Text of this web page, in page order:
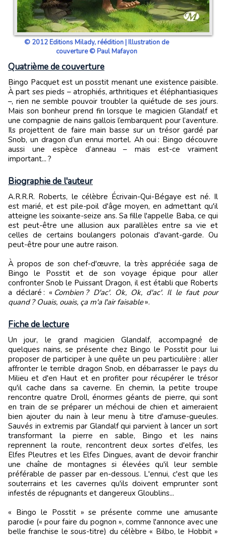
© 2012 Editions Milady, réédition | Illustration de
couverture © Paul Mafayon
Quatrième de couverture
Bingo Pacquet est un posstit menant une existence paisible.
À part ses pieds – atrophiés, arthritiques et éléphantiasiques
–, rien ne semble pouvoir troubler la quiétude de ses jours.
Mais son bonheur prend fin lorsque le magicien Glandalf et
une compagnie de nains gallois l’embarquent pour l’aventure.
Ils projettent de faire main basse sur un trésor gardé par
Snob, un dragon d’un ennui mortel. Ah oui : Bingo découvre
aussi une espèce d’anneau – mais est-ce vraiment
important... ?
Biographie de l'auteur
A.R.R.R. Roberts, le célèbre Écrivain-Qui-Bégaye est né. Il
est marié, et est pile-poil d'âge moyen, en admettant qu'il
atteigne les soixante-seize ans. Sa fille l'appelle Baba, ce qui
est peut-être une allusion aux parallèles entre sa vie et
celles de certains boulangers polonais d'avant-garde. Ou
peut-être pour une autre raison.
À propos de son chef-d'œuvre, la très appréciée saga de
Bingo le Posstit et de son voyage épique pour aller
confronter Snob le Puissant Dragon, il est établi que Roberts
a déclaré : « Combien ? D'ac'. Ok, Ok, d'ac'. Il le faut pour
quand ? Ouais, ouais, ça m'a l'air faisable».
Fiche de lecture
Un jour, le grand magicien Glandalf, accompagné de
quelques nains, se présente chez Bingo le Posstit pour lui
proposer de participer à une quête un peu particulière : aller
affronter le terrible dragon Snob, en débarrasser le pays du
Milieu et d'en Haut et en profiter pour récupérer le trésor
qu'il cache dans sa caverne. En chemin, la petite troupe
rencontre quatre Droll, énormes géants de pierre, qui sont
en train de se préparer un méchoui de chien et aimeraient
bien ajouter du nain à leur menu à titre d'amuse-gueules.
Sauvés in extremis par Glandalf qui parvient à lancer un sort
transformant la pierre en sable, Bingo et les nains
reprennent la route, rencontrent deux sortes d'elfes, les
Elfes Pleutres et les Elfes Dingues, avant de devoir franchir
une chaîne de montagnes si élevées qu'il leur semble
préférable de passer par en-dessous. L'ennui, c'est que les
souterrains et les cavernes qu'ils doivent emprunter sont
infestés de répugnants et dangereux Gloublins...
« Bingo le Posstit » se présente comme une amusante
parodie (« pour faire du pognon », comme l'annonce avec une
belle franchise le sous-titre) du célèbre « Bilbo, le Hobbit »